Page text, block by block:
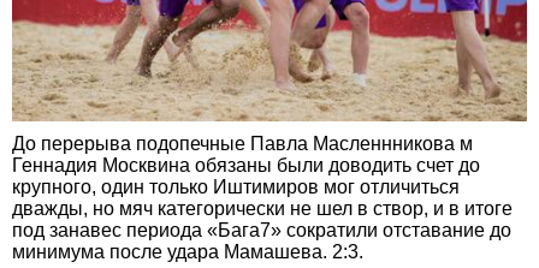
До перерыва подопечные Павла Масленнникова м
Геннадия Москвина обязаны были доводить счет до
крупного, один только Иштимиров мог отличиться
дважды, но мяч категорически не шел в створ, и в итоге
под занавес периода «Бага7» сократили отставание до
минимума после удара Мамашева. 2:3.